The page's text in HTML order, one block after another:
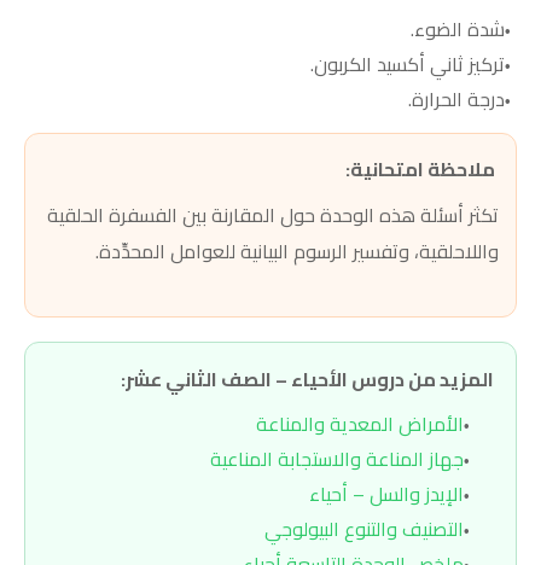
شدة الضوء.
تركيز ثاني أكسيد الكربون.
درجة الحرارة.
ملاحظة امتحانية:
تكثر أسئلة هذه الوحدة حول المقارنة بين الفسفرة الحلقية
واللاحلقية، وتفسير الرسوم البيانية للعوامل المحدِّدة.
المزيد من دروس الأحياء – الصف الثاني عشر:
الأمراض المعدية والمناعة
جهاز المناعة والاستجابة المناعية
الإيدز والسل – أحياء
التصنيف والتنوع البيولوجي